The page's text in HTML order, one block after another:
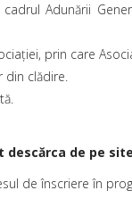
Adunării
prin care
clădire.
de pe
de înscriere în